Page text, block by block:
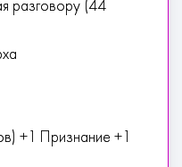
разговору (44
+1 Признание +1